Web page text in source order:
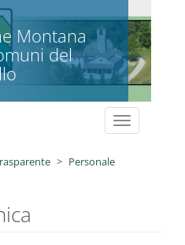
Montana
del
Toggle
navigation
Personale